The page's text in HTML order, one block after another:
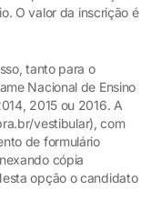
O valor da inscrição é
tanto para o
Nacional de Ensino
2015 ou 2016. A
vestibular), com
de formulário
cópia
opção o candidato